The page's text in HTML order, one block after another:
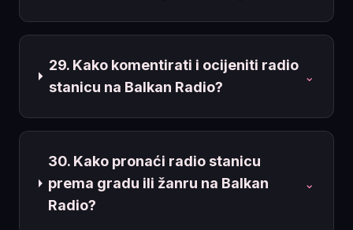
29. Kako komentirati i ocijeniti radio
stanicu na Balkan Radio?
⌄
30. Kako pronaći radio stanicu
prema gradu ili žanru na Balkan
Radio?
⌄